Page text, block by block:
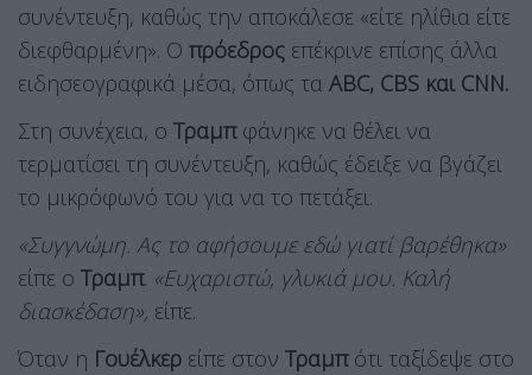
συνέντευξη, καθώς την αποκάλεσε «είτε ηλίθια είτε
διεφθαρμένη». Ο πρόεδρος επέκρινε επίσης άλλα
ειδησεογραφικά μέσα, όπως τα ABC, CBS και CNN.
Στη συνέχεια, ο Τραμπ φάνηκε να θέλει να
τερματίσει τη συνέντευξη, καθώς έδειξε να βγάζει
το μικρόφωνό του για να το πετάξει.
«Συγγνώμη. Ας το αφήσουμε εδώ γιατί βαρέθηκα»
είπε ο Τραμπ. «Ευχαριστώ, γλυκιά μου. Καλή
διασκέδαση», είπε.
Όταν η Γουέλκερ είπε στον Τραμπ ότι ταξίδεψε στο